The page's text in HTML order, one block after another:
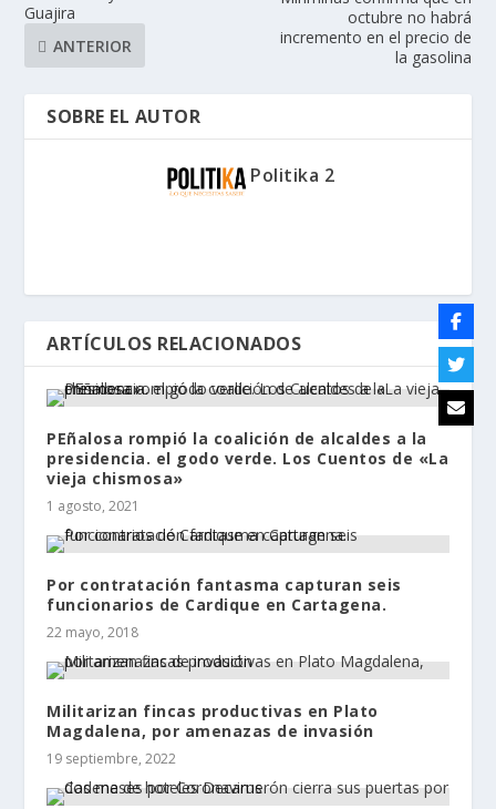
Guajira
ANTERIOR
octubre no habrá
incremento en el precio de
la gasolina
SOBRE EL AUTOR
Politika 2
ARTÍCULOS RELACIONADOS
PEñalosa rompió la coalición de alcaldes a la
presidencia. el godo verde. Los Cuentos de «La
vieja chismosa»
1 agosto, 2021
Por contratación fantasma capturan seis
funcionarios de Cardique en Cartagena.
22 mayo, 2018
Militarizan fincas productivas en Plato
Magdalena, por amenazas de invasión
19 septiembre, 2022